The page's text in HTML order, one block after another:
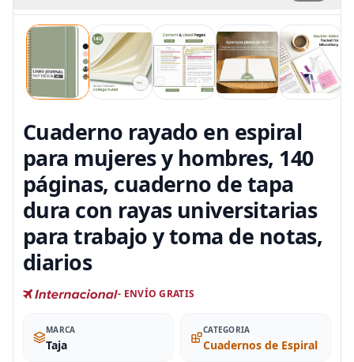
Cuaderno rayado en espiral
para mujeres y hombres, 140
páginas, cuaderno de tapa
dura con rayas universitarias
para trabajo y toma de notas,
diarios
- ENVÍO GRATIS
MARCA
Taja
CATEGORIA
Cuadernos de Espiral